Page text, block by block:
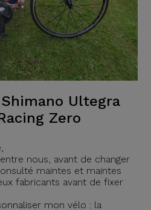
Ultegra
Zero
nous, avant de changer
maintes et maintes
fabricants avant de fixer
mon vélo : la